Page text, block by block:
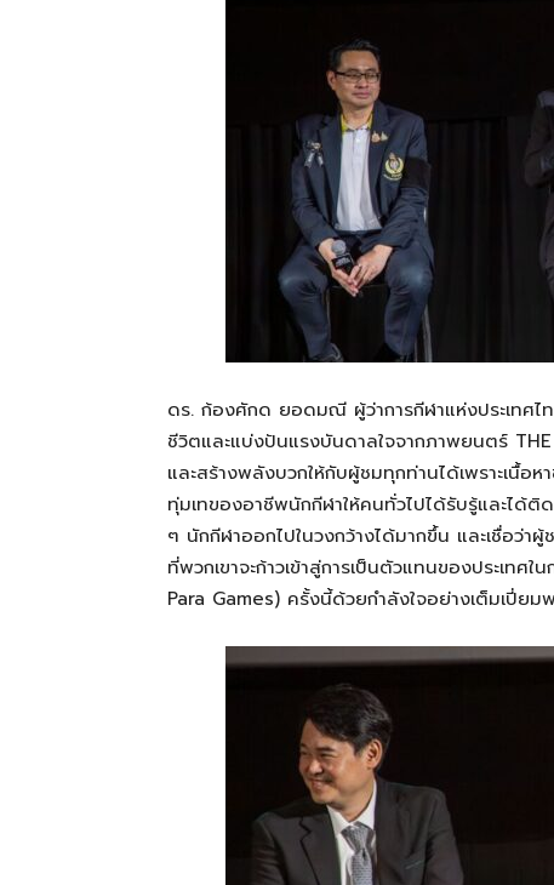
ดร. ก้องศักด ยอดมณี ผู้ว่าการกีฬาแห่งประเทศไ
ชีวิตและแบ่งปันแรงบันดาลใจจากภาพยนตร์
และสร้างพลังบวกให้กับผู้ชมทุกท่านได้เพราะเนื้อ
ทุ่มเทของอาชีพนักกีฬาให้คนทั่วไปได้รับรู้และได้
ๆ นักกีฬาออกไปในวงกว้างได้มากขึ้น และเชื่อว่
ที่พวกเขาจะก้าวเข้าสู่การเป็นตัวแทนของประเทศ
Para Games) ครั้งนี้ด้วยกำลังใจอย่างเต็มเปี่ย